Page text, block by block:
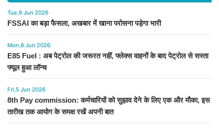
Tue,9 Jun 2026
FSSAI का बड़ा फैसला, अखबार में खाना परोसना पड़ेगा भारी
Mon,8 Jun 2026
E85 Fuel : अब पेट्रोल की जरूरत नहीं, फ्लेक्स वाहनों के बाद पेट्रोल से सस्ता
फ्यूल हुआ लॉन्च
Fri,5 Jun 2026
8th Pay commission: कर्मचारियों को सुझाव देने के लिए एक और मौका, इस
तारीख तक आयोग के समक्ष रखें अपनी बात